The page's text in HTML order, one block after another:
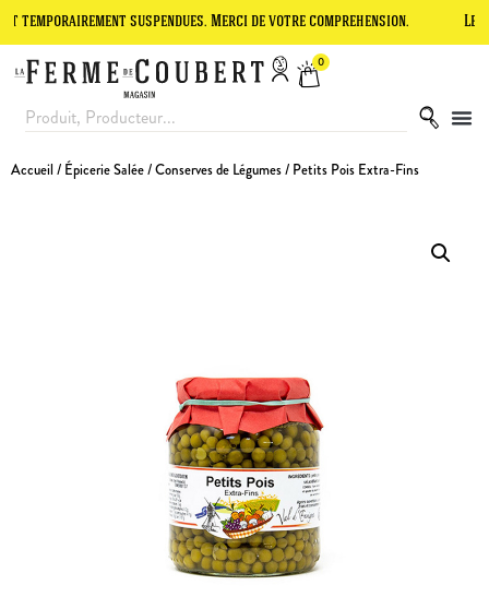
suspendues. Merci de votre compréhension. Le site est en
0
Accueil / Épicerie Salée/Conserves de Légumes/ Petits Pois Extra-Fins